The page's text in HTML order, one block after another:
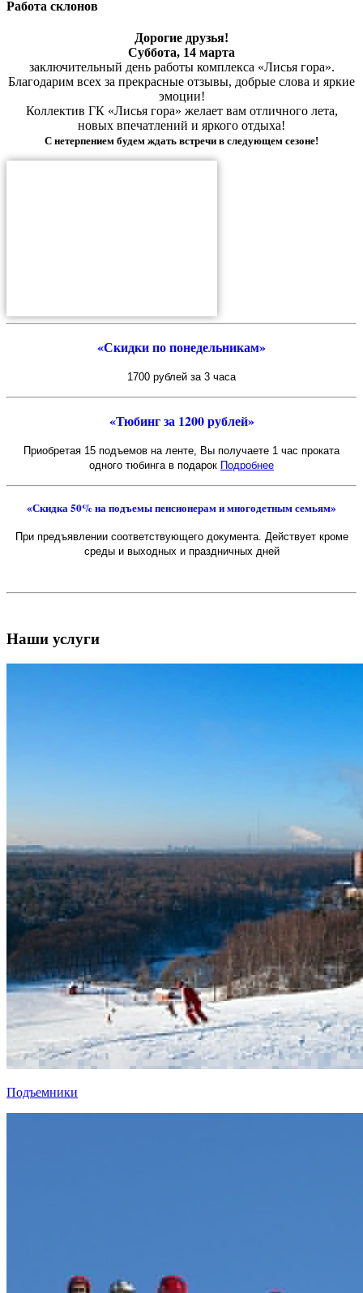
Работа склонов
Дорогие друзья!
Суббота, 14 марта
заключительный день работы комплекса «Лисья гора».
Благодарим всех за прекрасные отзывы, добрые слова и яркие
эмоции!
Коллектив ГК «Лисья гора» желает вам отличного лета,
новых впечатлений и яркого отдыха!
С нетерпением будем ждать встречи в следующем сезоне!
«Скидки по понедельникам»
1700 рублей за 3 часа
«Тюбинг за 1200 рублей»
Приобретая 15 подъемов на ленте, Вы получаете 1 час проката
одного тюбинга в подарок Подробнее
«Скидка 50% на подъемы пенсионерам и многодетным семьям»
При предъявлении соответствующего документа. Действует кроме
среды и выходных и праздничных дней
Наши услуги
Подъемники